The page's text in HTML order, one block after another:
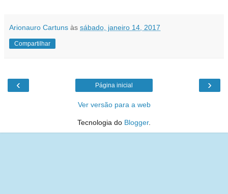
Arionauro Cartuns às sábado, janeiro 14, 2017
Compartilhar
‹ ›
Página inicial
Ver versão para a web
Tecnologia do Blogger.